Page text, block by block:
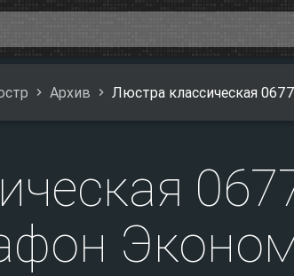
Архив Люстра классическая